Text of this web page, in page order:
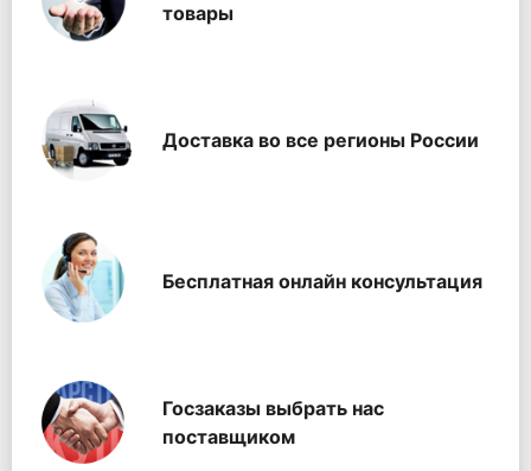
товары
Доставка во все регионы России
Бесплатная онлайн консультация
Госзаказы выбрать нас
поставщиком